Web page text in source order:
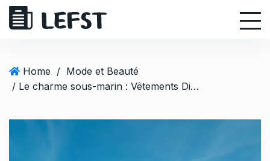
Home / Mode et Beauté
/ Le charme sous-marin : Vêtements Disney Ariel à ne pas manquer!